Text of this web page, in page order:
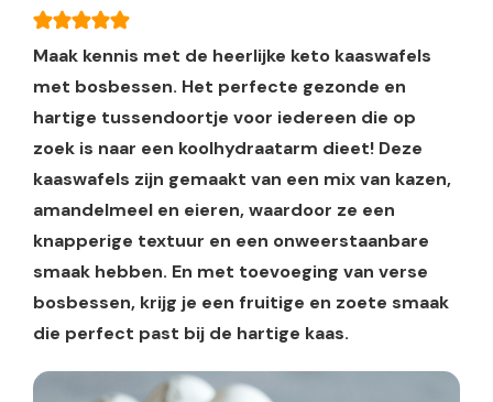
Maak kennis met de heerlijke keto kaaswafels
met bosbessen. Het perfecte gezonde en
hartige tussendoortje voor iedereen die op
zoek is naar een koolhydraatarm dieet! Deze
kaaswafels zijn gemaakt van een mix van kazen,
amandelmeel en eieren, waardoor ze een
knapperige textuur en een onweerstaanbare
smaak hebben. En met toevoeging van verse
bosbessen, krijg je een fruitige en zoete smaak
die perfect past bij de hartige kaas.